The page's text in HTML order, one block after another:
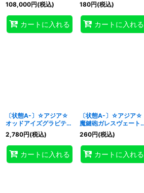
ー】{アジアLOCH-
JP017}《儀式》
108,000円(税込)
カートに入れる
DAMA-JP033}《儀
式》
180円(税込)
カートに入れる
〔状態A-〕☆アジア☆
オッドアイズグラビティ
ドラゴン【シークレッ
ト】{アジアBOSH-
JP043}《儀式》
2,780円(税込)
カートに入れる
〔状態A-〕☆アジア☆
魔鍵砲ガレスヴェート
【シークレット】{アジ
アDAMA-JP033}《儀
式》
260円(税込)
カートに入れる